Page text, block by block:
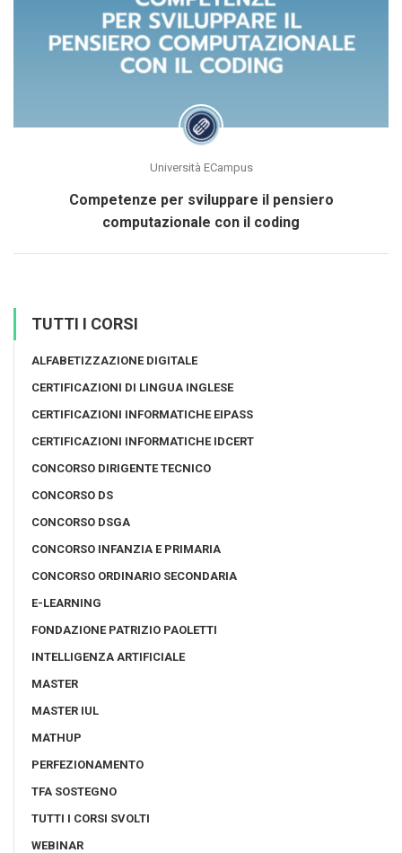
Università ECampus
Competenze per sviluppare il pensiero
computazionale con il coding
TUTTI I CORSI
ALFABETIZZAZIONE DIGITALE
CERTIFICAZIONI DI LINGUA INGLESE
CERTIFICAZIONI INFORMATICHE EIPASS
CERTIFICAZIONI INFORMATICHE IDCERT
CONCORSO DIRIGENTE TECNICO
CONCORSO DS
CONCORSO DSGA
CONCORSO INFANZIA E PRIMARIA
CONCORSO ORDINARIO SECONDARIA
E-LEARNING
FONDAZIONE PATRIZIO PAOLETTI
INTELLIGENZA ARTIFICIALE
MASTER
MASTER IUL
MATHUP
PERFEZIONAMENTO
TFA SOSTEGNO
TUTTI I CORSI SVOLTI
WEBINAR